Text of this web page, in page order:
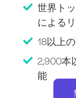
世界ト
による
18以上
2,900本
能